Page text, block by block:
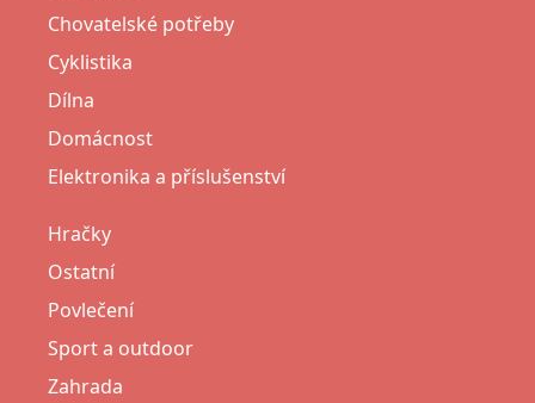
Chovatelské potřeby
Cyklistika
Dílna
Domácnost
Elektronika a příslušenství
Hračky
Ostatní
Povlečení
Sport a outdoor
Zahrada